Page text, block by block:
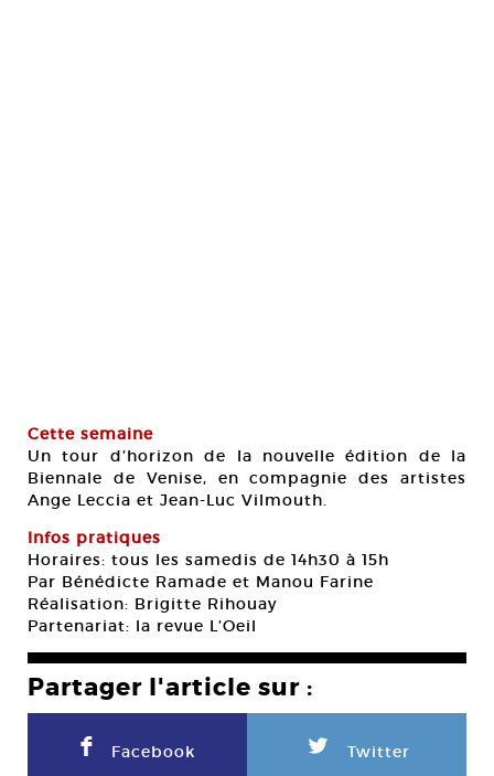
Cette semaine
Un tour d’horizon de la nouvelle édition de la
Biennale de Venise, en compagnie des artistes
Ange Leccia et Jean-Luc Vilmouth.
Infos pratiques
Horaires: tous les samedis de 14h30 à 15h
Par Bénédicte Ramade et Manou Farine
Réalisation: Brigitte Rihouay
Partenariat: la revue L’Oeil
Partager l'article sur :
F Facebook L Twitter